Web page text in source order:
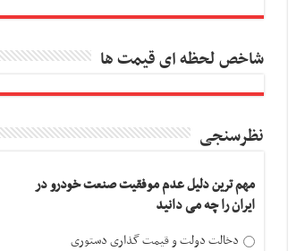
شاخص لحظه ای قیمت ها
نظرسنجی
مهم ترین دلیل عدم موفقیت صنعت خودرو در
ایران را چه می دانید
دخالت دولت و قیمت گذاری دستوری